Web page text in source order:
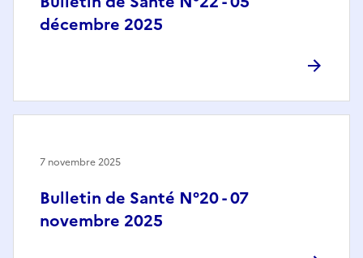
décembre 2025
Bulletin de Santé N°20 - 07
novembre 2025
7 novembre 2025